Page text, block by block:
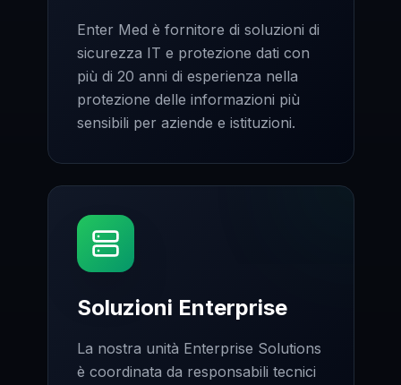
Enter Med è fornitore di soluzioni di
sicurezza IT e protezione dati con
più di 20 anni di esperienza nella
protezione delle informazioni più
sensibili per aziende e istituzioni.
Soluzioni Enterprise
La nostra unità Enterprise Solutions
è coordinata da responsabili tecnici